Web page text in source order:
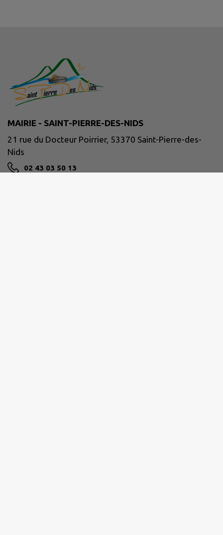
MAIRIE - SAINT-PIERRE-DES-NIDS
21 rue du Docteur Poirrier, 53370 Saint-Pierre-des-
Nids
02 43 03 50 13